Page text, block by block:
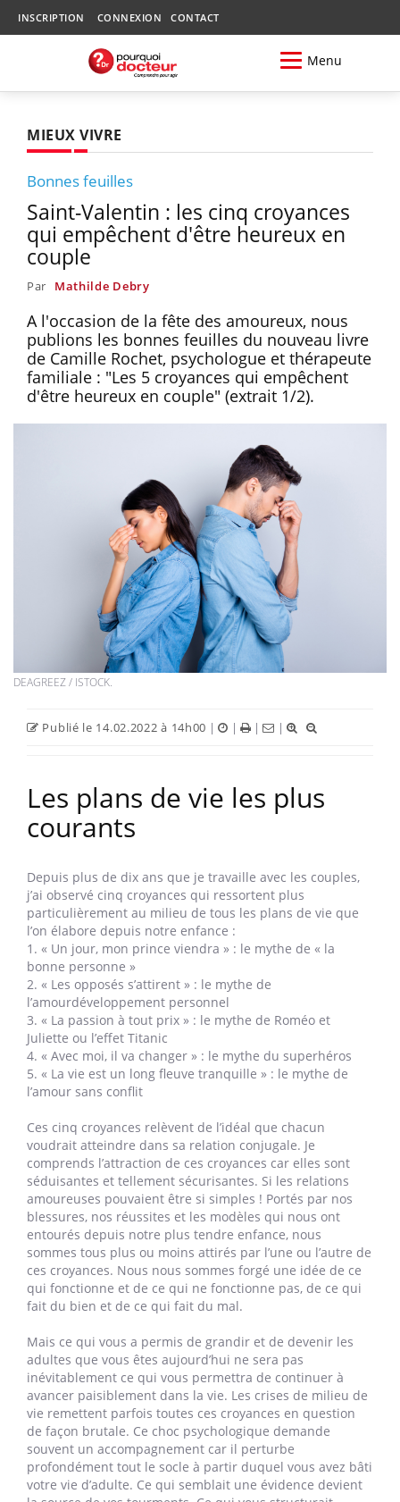
INSCRIPTION CONNEXION CONTACT
Menu
MIEUX VIVRE
Bonnes feuilles
Saint-Valentin : les cinq croyances
qui empêchent d'être heureux en
couple
Par Mathilde Debry
A l'occasion de la fête des amoureux, nous
publions les bonnes feuilles du nouveau livre
de Camille Rochet, psychologue et thérapeute
familiale : "Les 5 croyances qui empêchent
d'être heureux en couple" (extrait 1/2).
DEAGREEZ / ISTOCK.
Publié le 14.02.2022 à 14h00 | | | |
Les plans de vie les plus
courants
Depuis plus de dix ans que je travaille avec les couples,
j’ai observé cinq croyances qui ressortent plus
particulièrement au milieu de tous les plans de vie que
l’on élabore depuis notre enfance :
1. « Un jour, mon prince viendra » : le mythe de « la
bonne personne »
2. « Les opposés s’attirent » : le mythe de
l’amourdéveloppement personnel
3. « La passion à tout prix » : le mythe de Roméo et
Juliette ou l’effet Titanic
4. « Avec moi, il va changer » : le mythe du superhéros
5. « La vie est un long fleuve tranquille » : le mythe de
l’amour sans conflit
Ces cinq croyances relèvent de l’idéal que chacun
voudrait atteindre dans sa relation conjugale. Je
comprends l’attraction de ces croyances car elles sont
séduisantes et tellement sécurisantes. Si les relations
amoureuses pouvaient être si simples ! Portés par nos
blessures, nos réussites et les modèles qui nous ont
entourés depuis notre plus tendre enfance, nous
sommes tous plus ou moins attirés par l’une ou l’autre de
ces croyances. Nous nous sommes forgé une idée de ce
qui fonctionne et de ce qui ne fonctionne pas, de ce qui
fait du bien et de ce qui fait du mal.
Mais ce qui vous a permis de grandir et de devenir les
adultes que vous êtes aujourd’hui ne sera pas
inévitablement ce qui vous permettra de continuer à
avancer paisiblement dans la vie. Les crises de milieu de
vie remettent parfois toutes ces croyances en question
de façon brutale. Ce choc psychologique demande
souvent un accompagnement car il perturbe
profondément tout le socle à partir duquel vous avez bâti
votre vie d’adulte. Ce qui semblait une évidence devient